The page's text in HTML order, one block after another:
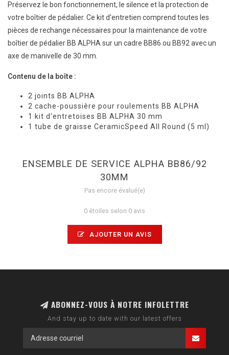
Préservez le bon fonctionnement, le silence et la protection de
votre boîtier de pédalier. Ce kit d'entretien comprend toutes les
pièces de rechange nécessaires pour la maintenance de votre
boîtier de pédalier BB ALPHA sur un cadre BB86 ou BB92 avec un
axe de manivelle de 30 mm.
Contenu de la boîte :
2 joints BB ALPHA
2 cache-poussière pour roulements BB ALPHA
1 kit d'entretoises BB ALPHA 30 mm
1 tube de graisse CeramicSpeed ​​All Round (5 ml)
ENSEMBLE DE SERVICE ALPHA BB86/92
30MM
Pas encore évalué(e)
0 étoiles selon 0 avis
AJOUTER UN AVIS
ABONNEZ-VOUS À NOTRE INFOLETTRE
And stay up to date with our latest offers